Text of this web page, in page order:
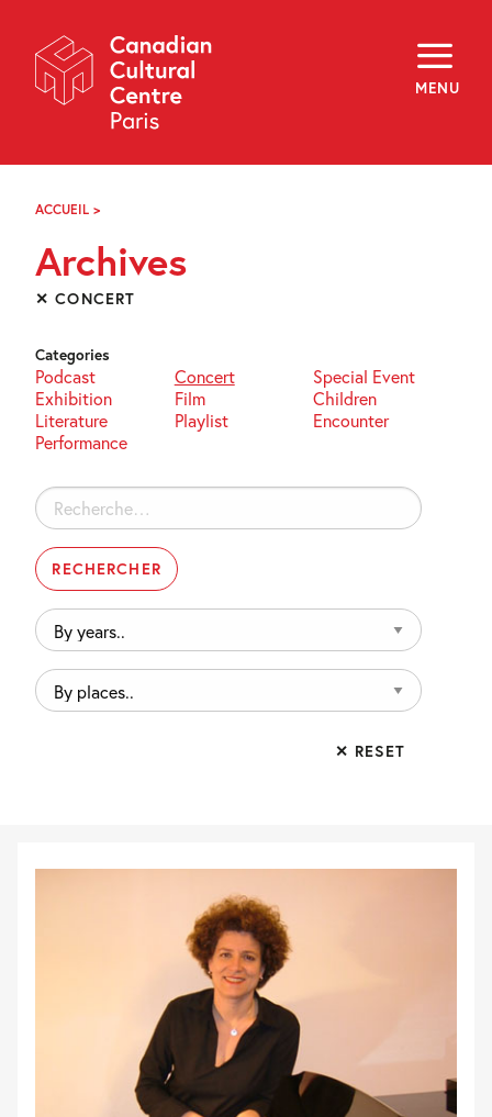
Navigation
MENU
About
Programming
Off-Site
Explore
i
FR
ACCUEIL >
Archives
✕ CONCERT
Categories
Podcast Concert
Special Event
Exhibition
Film
Children
Literature
Playlist
Encounter
Performance
Rechercher :
By
years..
By
places..
✕ RESET